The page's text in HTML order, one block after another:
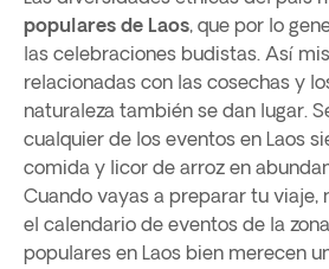
populares de Laos, que por lo
las celebraciones budistas. Así
relacionadas con las cosechas y
naturaleza también se dan lugar.
cualquier de los eventos en Laos
comida y licor de arroz en
Cuando vayas a preparar tu viaje,
el calendario de eventos de la
populares en Laos bien merecen